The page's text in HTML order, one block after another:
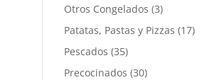
productos
Otros Congelados 33
productos
Patatas, Pastas y Pizzas 1717
Pescados 3535
productos
Precocinados 3030